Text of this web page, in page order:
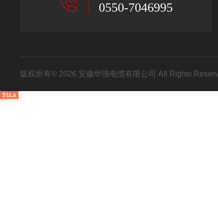
0550-7046995
版权所有© 2026 安徽华强电缆有限公司 All Rights
51La